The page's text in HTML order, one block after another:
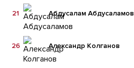
Абдусалам Абдусаламов
21
Александр Колганов
26